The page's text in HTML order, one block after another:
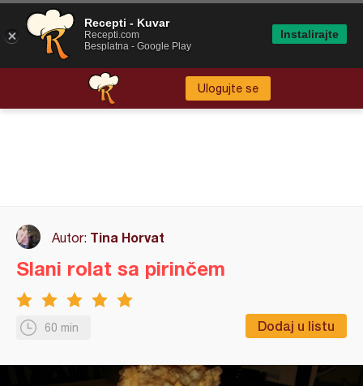
Ulogujte se
Autor: Tina Horvat
60 min Dodaj u listu
Slani rolat sa pirinčem
Recepti - Kuvar
Recepti.com
Besplatna - Google Play
Instalirajte